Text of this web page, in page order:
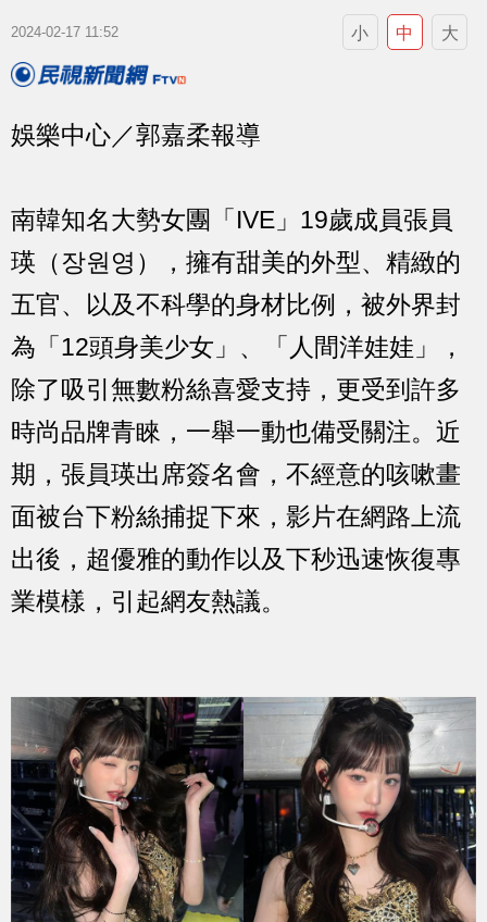
2024-02-17 11:52 小 中 大
娛樂中心／郭嘉柔報導
南韓知名大勢女團「IVE」19歲成員張員
瑛（장원영），擁有甜美的外型、精緻的
五官、以及不科學的身材比例，被外界封
為「12頭身美少女」、「人間洋娃娃」，
除了吸引無數粉絲喜愛支持，更受到許多
時尚品牌青睞，一舉一動也備受關注。近
期，張員瑛出席簽名會，不經意的咳嗽畫
面被台下粉絲捕捉下來，影片在網路上流
出後，超優雅的動作以及下秒迅速恢復專
業模樣，引起網友熱議。